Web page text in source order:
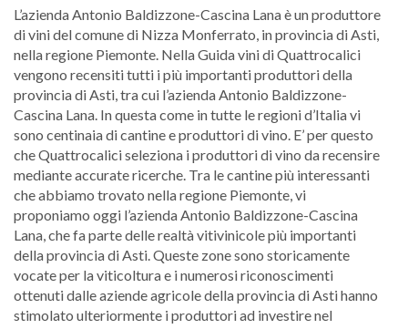
L’azienda Antonio Baldizzone-Cascina Lana è un produttore
di vini del comune di Nizza Monferrato, in provincia di Asti,
nella regione Piemonte. Nella Guida vini di Quattrocalici
vengono recensiti tutti i più importanti produttori della
provincia di Asti, tra cui l’azienda Antonio Baldizzone-
Cascina Lana. In questa come in tutte le regioni d’Italia vi
sono centinaia di cantine e produttori di vino. E’ per questo
che Quattrocalici seleziona i produttori di vino da recensire
mediante accurate ricerche. Tra le cantine più interessanti
che abbiamo trovato nella regione Piemonte, vi
proponiamo oggi l’azienda Antonio Baldizzone-Cascina
Lana, che fa parte delle realtà vitivinicole più importanti
della provincia di Asti. Queste zone sono storicamente
vocate per la viticoltura e i numerosi riconoscimenti
ottenuti dalle aziende agricole della provincia di Asti hanno
stimolato ulteriormente i produttori ad investire nel